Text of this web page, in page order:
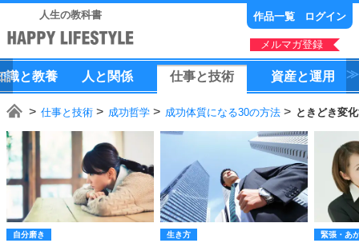
人生の教科書 作品一覧 ログイン
メルマガ登録
識と教養 人 と 関係 仕事と技術 資産と運用
仕事と技術 成功哲学 成功体質になる30の方法 ときどき変
自分磨き 生き方 緊張・あ